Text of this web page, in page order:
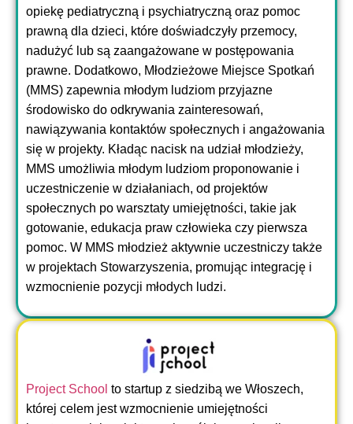
opiekę pediatryczną i psychiatryczną oraz pomoc
prawną dla dzieci, które doświadczyły przemocy,
nadużyć lub są zaangażowane w postępowania
prawne. Dodatkowo, Młodzieżowe Miejsce Spotkań
(MMS) zapewnia młodym ludziom przyjazne
środowisko do odkrywania zainteresowań,
nawiązywania kontaktów społecznych i angażowania
się w projekty. Kładąc nacisk na udział młodzieży,
MMS umożliwia młodym ludziom proponowanie i
uczestniczenie w działaniach, od projektów
społecznych po warsztaty umiejętności, takie jak
gotowanie, edukacja praw człowieka czy pierwsza
pomoc. W MMS młodzież aktywnie uczestniczy także
w projektach Stowarzyszenia, promując integrację i
wzmocnienie pozycji młodych ludzi.
Project School to startup z siedzibą we Włoszech,
której celem jest wzmocnienie umiejętności